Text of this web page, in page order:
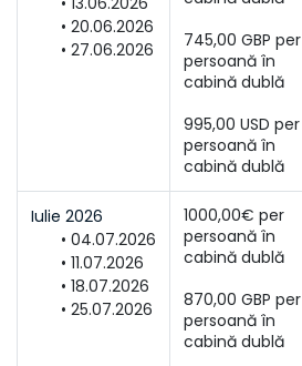
20.06.2026
27.06.2026
745,00 GBP per
persoană în
995,00 USD per
persoană în
cabină dublă
Iulie 2026
04.07.2026
11.07.2026
18.07.2026
25.07.2026
1000,00€ per
persoană în
870,00 GBP per
persoană în